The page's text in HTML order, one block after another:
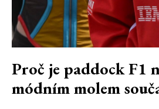
Proč je paddock F1
módním molem